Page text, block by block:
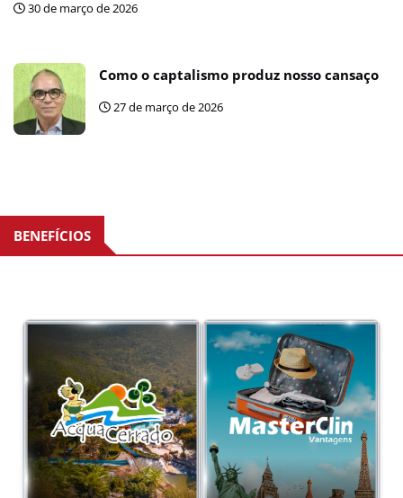
30 de março de 2026
Como o captalismo produz nosso cansaço
27 de março de 2026
BENEFÍCIOS